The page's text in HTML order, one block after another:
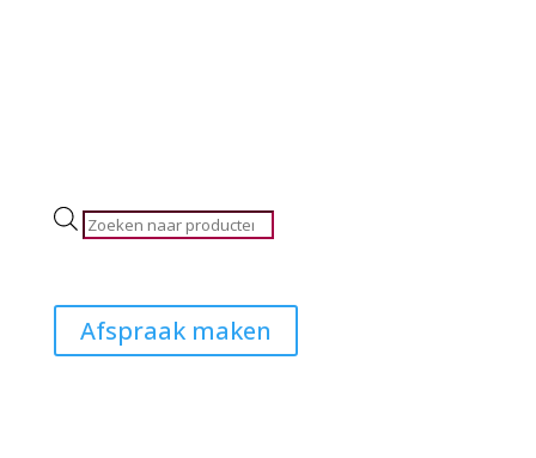
Producten
Afspraak maken